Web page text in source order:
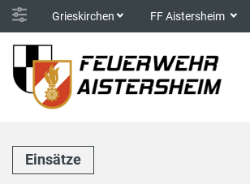
Grieskirchen FF Aistersheim
Einsätze